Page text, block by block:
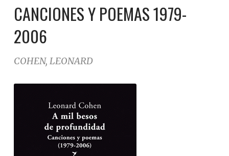
CANCIONES Y POEMAS 1979-
2006
COHEN, LEONARD